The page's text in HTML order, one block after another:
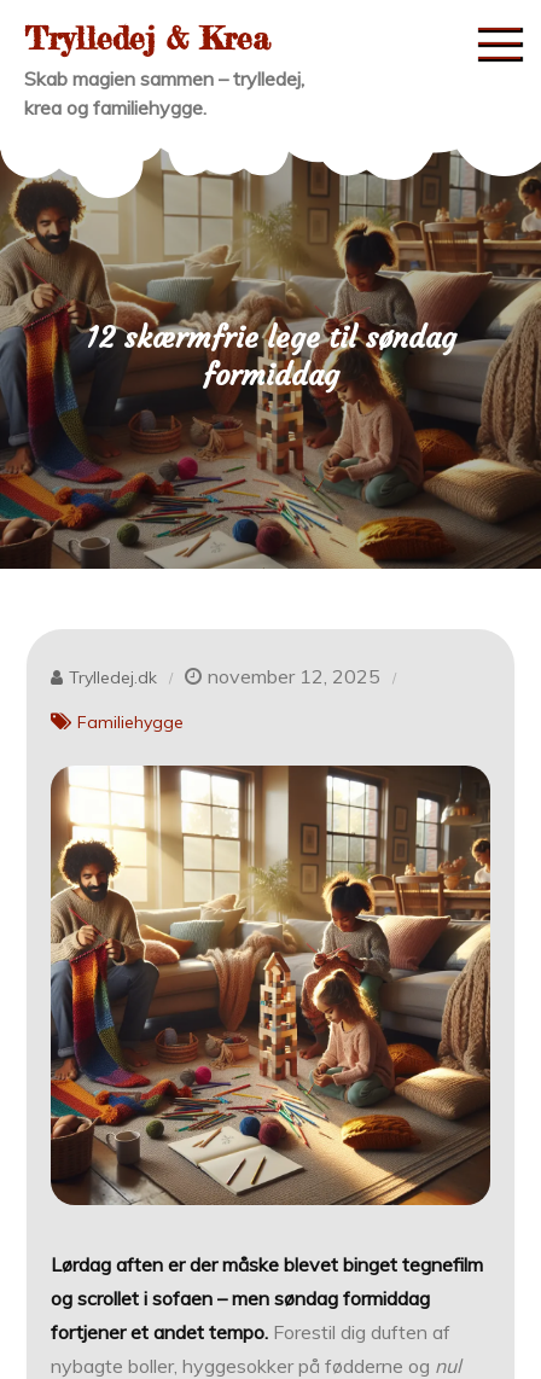
content
Trylledej & Krea
Skab magien sammen – trylledej,
krea og familiehygge.
12 skærmfrie lege til søndag
formiddag
Trylledej.dk november 12, 2025
Familiehygge
Lørdag aften er der måske blevet binget tegnefilm
og scrollet i sofaen – men søndag formiddag
fortjener et andet tempo. Forestil dig duften af
nybagte boller, hyggesokker på fødderne og nul